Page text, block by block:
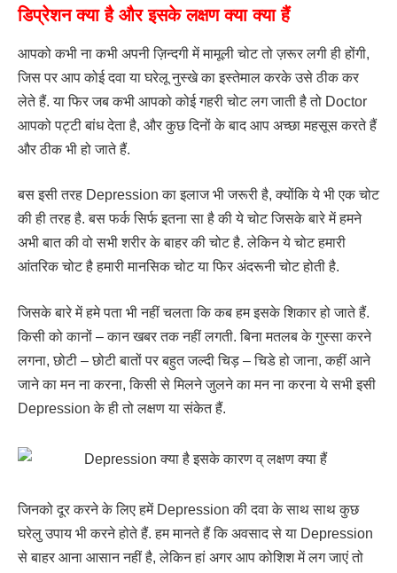
डिप्रेशन क्या है और इसके लक्षण क्या क्या हैं
आपको कभी ना कभी अपनी ज़िन्दगी में मामूली चोट तो ज़रूर लगी ही होंगी,
जिस पर आप कोई दवा या घरेलू नुस्खे का इस्तेमाल करके उसे ठीक कर
लेते हैं. या फिर जब कभी आपको कोई गहरी चोट लग जाती है तो Doctor
आपको पट्टी बांध देता है, और कुछ दिनों के बाद आप अच्छा महसूस करते हैं
और ठीक भी हो जाते हैं.
बस इसी तरह Depression का इलाज भी जरूरी है, क्योंकि ये भी एक चोट
की ही तरह है. बस फर्क सिर्फ इतना सा है की ये चोट जिसके बारे में हमने
अभी बात की वो सभी शरीर के बाहर की चोट है. लेकिन ये चोट हमारी
आंतरिक चोट है हमारी मानसिक चोट या फिर अंदरूनी चोट होती है.
जिसके बारे में हमे पता भी नहीं चलता कि कब हम इसके शिकार हो जाते हैं.
किसी को कानों – कान खबर तक नहीं लगती. बिना मतलब के गुस्सा करने
लगना, छोटी – छोटी बातों पर बहुत जल्दी चिड़ – चिडे हो जाना, कहीं आने
जाने का मन ना करना, किसी से मिलने जुलने का मन ना करना ये सभी इसी
Depression के ही तो लक्षण या संकेत हैं.
जिनको दूर करने के लिए हमें Depression की दवा के साथ साथ कुछ
घरेलु उपाय भी करने होते हैं. हम मानते हैं कि अवसाद से या Depression
से बाहर आना आसान नहीं है, लेकिन हां अगर आप कोशिश में लग जाएं तो